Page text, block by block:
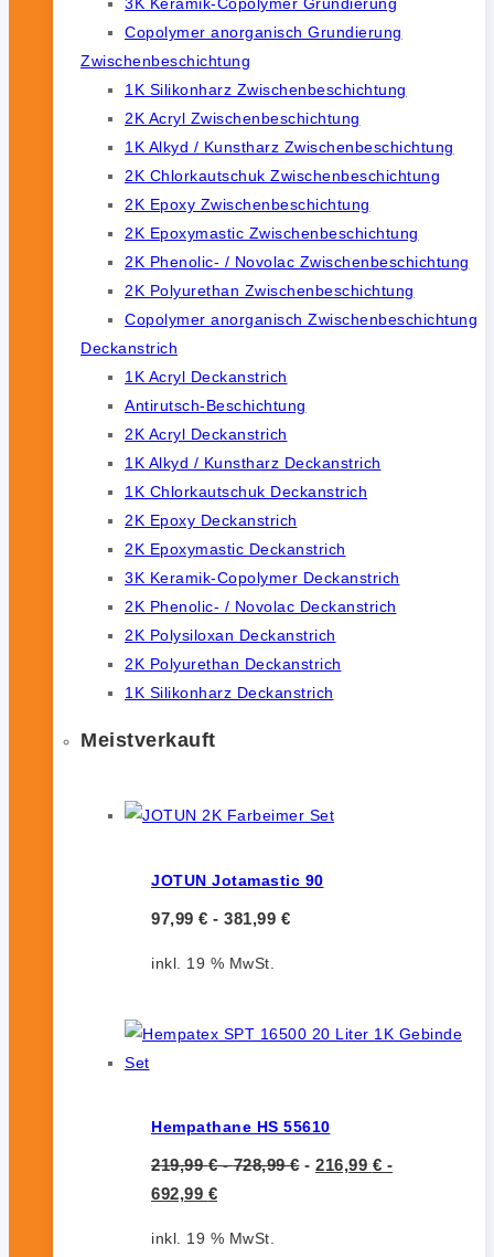
Copolymer anorganisch Grundierung
Zwischenbeschichtung
1K Silikonharz Zwischenbeschichtung
2K Acryl Zwischenbeschichtung
1K Alkyd / Kunstharz Zwischenbeschichtung
2K Chlorkautschuk Zwischenbeschichtung
2K Epoxy Zwischenbeschichtung
2K Epoxymastic Zwischenbeschichtung
2K Phenolic- / Novolac Zwischenbeschichtung
2K Polyurethan Zwischenbeschichtung
Copolymer anorganisch Zwischenbeschichtung
Deckanstrich
1K Acryl Deckanstrich
Antirutsch-Beschichtung
2K Acryl Deckanstrich
1K Alkyd / Kunstharz Deckanstrich
1K Chlorkautschuk Deckanstrich
2K Epoxy Deckanstrich
2K Epoxymastic Deckanstrich
3K Keramik-Copolymer Deckanstrich
2K Phenolic- / Novolac Deckanstrich
2K Polysiloxan Deckanstrich
2K Polyurethan Deckanstrich
1K Silikonharz Deckanstrich
Meistverkauft
JOTUN Jotamastic 90
97,99 € - 381,99 €
inkl. 19 % MwSt.
Hempathane HS 55610
219,99€-728,99€- 216,99 € -
692,99 €
inkl. 19 % MwSt.